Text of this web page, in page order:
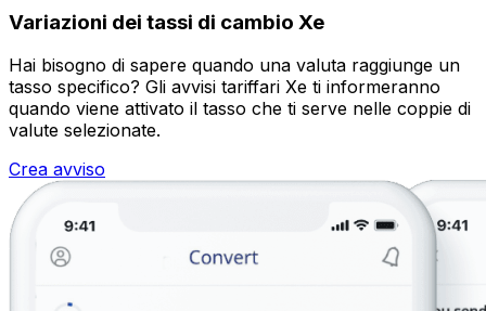
Variazioni dei tassi di cambio Xe
Hai bisogno di sapere quando una valuta raggiunge un
tasso specifico? Gli avvisi tariffari Xe ti informeranno
quando viene attivato il tasso che ti serve nelle coppie di
valute selezionate.
Crea avviso